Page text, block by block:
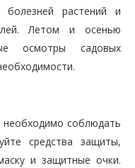
болезней растений и
Летом и осенью
осмотры садовых
соблюдать
средства защиты,
и защитные очки.